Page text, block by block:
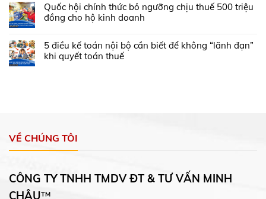
Quốc hội chính thức bỏ ngưỡng chịu thuế 500 triệu
đồng cho hộ kinh doanh
5 điều kế toán nội bộ cần biết để không “lãnh đạn”
khi quyết toán thuế
VỀ CHÚNG TÔI
CÔNG TY TNHH TMDV ĐT & TƯ VẤN MINH
CHÂU™